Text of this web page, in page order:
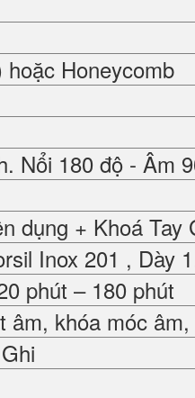
Honeycomb
Nổi 180 độ - Âm
dụng + Khoá Tay
Inox 201 , Dày
phút – 180 phút
âm, khóa móc